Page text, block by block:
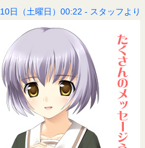
日（土曜日）00:22 - スタッフより